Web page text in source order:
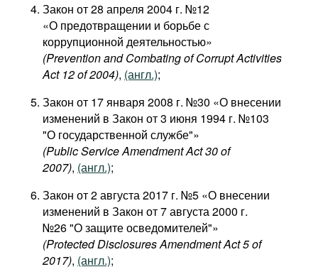
Закон от 28 апреля 2004 г. №12
«О предотвращении и борьбе с
коррупционной деятельностью»
(Prevention and Combating of Corrupt Activities
Act 12 of 2004), (англ.);
Закон от 17 января 2008 г. №30 «О внесении
изменений в Закон от 3 июня 1994 г. №103
"О государственной службе"»
(Public Service Amendment Act 30 of
2007), (англ.);
Закон от 2 августа 2017 г. №5 «О внесении
изменений в Закон от 7 августа 2000 г.
№26 "О защите осведомителей"»
(Protected Disclosures Amendment Act 5 of
2017), (англ.);